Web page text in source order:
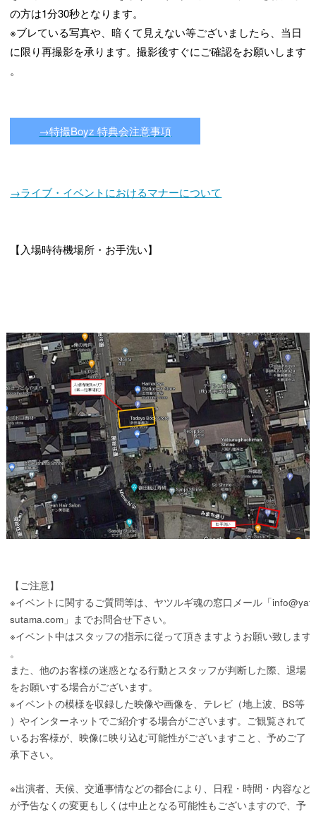
の方は1分30秒となります。
※ブレている写真や、暗くて見えない等ございましたら、当日
に限り再撮影を承ります。撮影後すぐにご確認をお願いします
。
→特撮Boyz 特典会注意事項
→ライブ・イベントにおけるマナーについて
【入場時待機場所・お手洗い】
【ご注意】
※イベントに関するご質問等は、ヤツルギ魂の窓口メール「info@yat
sutama.com」までお問合せ下さい。
※イベント中はスタッフの指示に従って頂きますようお願い致します
。
また、他のお客様の迷惑となる行動とスタッフが判断した際、退場
をお願いする場合がございます。
※イベントの模様を収録した映像や画像を、テレビ（地上波、BS等
）やインターネットでご紹介する場合がございます。ご観覧されて
いるお客様が、映像に映り込む可能性がございますこと、予めご了
承下さい。
※出演者、天候、交通事情などの都合により、日程・時間・内容など
が予告なくの変更もしくは中止となる可能性もございますので、予